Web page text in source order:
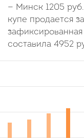
— Минск 1205 руб.
купе продается
составила 4952